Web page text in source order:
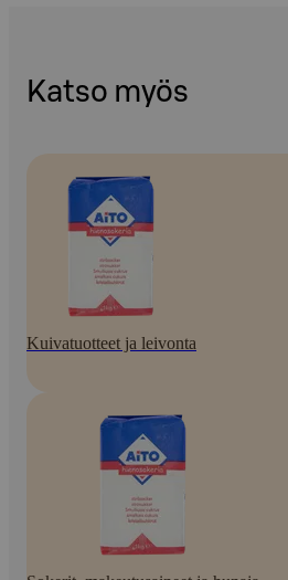
Katso myös
Kuivatuotteet ja leivonta